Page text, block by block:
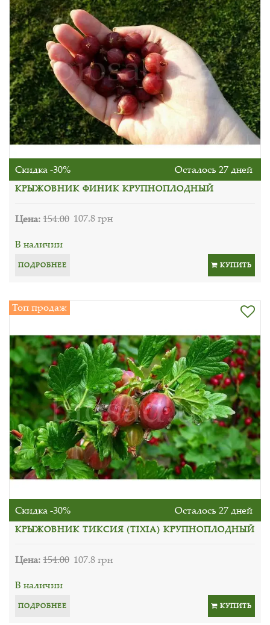
Скидка -30% Осталось 27 дней
КРЫЖОВНИК ФИНИК КРУПНОПЛОДНЫЙ
Цена:154.00 107.8 грн
В наличии
ПОДРОБНЕЕ КУПИТЬ
Топ продаж
Скидка -30% Осталось 27 дней
КРЫЖОВНИК ТИКСИЯ (TIXIA) КРУПНОПЛОДНЫЙ
Цена:154.00 107.8 грн
В наличии
ПОДРОБНЕЕ КУПИТЬ